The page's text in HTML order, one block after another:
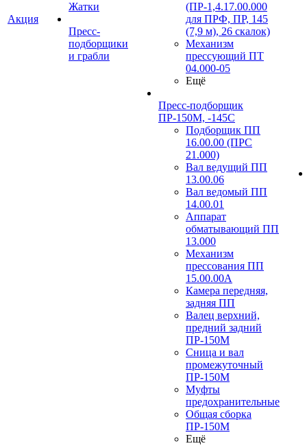
Акция
Жатки
Пресс-
подборщики
и грабли
(ПР-1,4.17.00.000
для ПРФ, ПР, 145
(7,9 м), 26 скалок)
Механизм
прессующий ПТ
04.000-05
Ещё
Пресс-подборщик
ПР-150М, -145С
Подборщик ПП
16.00.00 (ПРС
21.000)
Вал ведущий ПП
13.00.06
Вал ведомый ПП
14.00.01
Аппарат
обматывающий ПП
13.000
Механизм
прессования ПП
15.00.00А
Камера передняя,
задняя ПП
Валец верхний,
предний задний
ПР-150М
Сница и вал
промежуточный
ПР-150М
Муфты
предохранительные
Общая сборка
ПР-150М
Ещё